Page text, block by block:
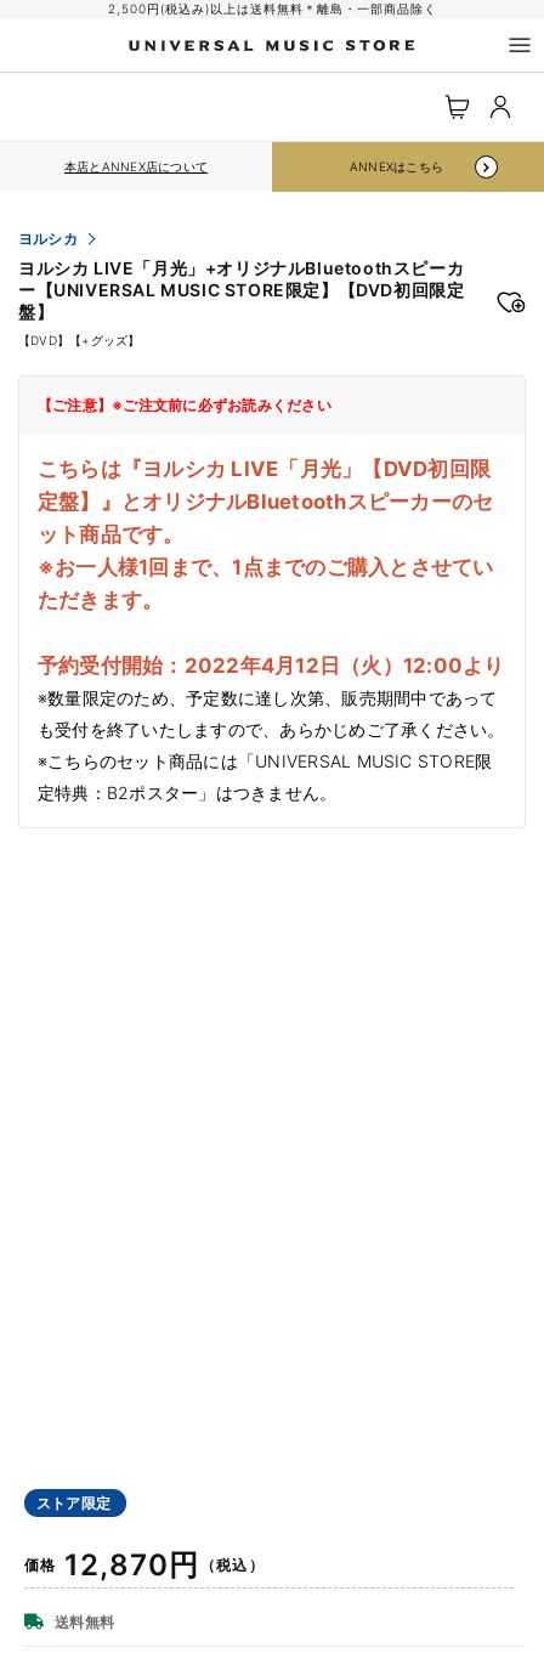
2,500円(税込み)以上は送料無料＊離島・一部商品除く
ー
ロ
グ
イ
ン
本店とANNEX店について ANNEXはこちら
ヨルシカ
ヨルシカ LIVE「月光」+オリジナルBluetoothスピーカ
ー【UNIVERSAL MUSIC STORE限定】【DVD初回限定
盤】
【DVD】【+グッズ】
【ご注意】※ご注文前に必ずお読みください
こちらは『ヨルシカ LIVE「月光」【DVD初回限
定盤】』とオリジナルBluetoothスピーカーのセ
ット商品です。
※お一人様1回まで、1点までのご購入とさせてい
ただきます。
予約受付開始：2022年4月12日（火）12:00より
※数量限定のため、予定数に達し次第、販売期間中であって
も受付を終了いたしますので、あらかじめご了承ください。
※こちらのセット商品には「UNIVERSAL MUSIC STORE限
定特典：B2ポスター」はつきません。
ストア限定
通
常
価
価格 12,870円 （税込）
送料無料